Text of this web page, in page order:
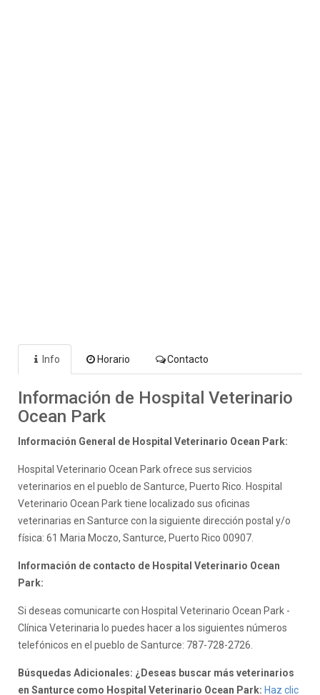
Info Horario Contacto
Información de Hospital Veterinario
Ocean Park
Información General de Hospital Veterinario Ocean Park:
Hospital Veterinario Ocean Park ofrece sus servicios
veterinarios en el pueblo de Santurce, Puerto Rico. Hospital
Veterinario Ocean Park tiene localizado sus oficinas
veterinarias en Santurce con la siguiente dirección postal y/o
física: 61 Maria Moczo, Santurce, Puerto Rico 00907.
Información de contacto de Hospital Veterinario Ocean
Park:
Si deseas comunicarte con Hospital Veterinario Ocean Park -
Clínica Veterinaria lo puedes hacer a los siguientes números
telefónicos en el pueblo de Santurce: 787-728-2726.
Búsquedas Adicionales: ¿Deseas buscar más veterinarios
en Santurce como Hospital Veterinario Ocean Park: Haz clic